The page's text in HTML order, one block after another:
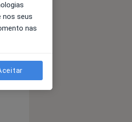
Segunda-feira
11 Ago
nos seus
nas